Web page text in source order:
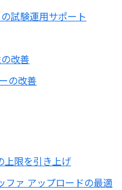
試験運用サポート
改善
の改善
上限を引き上げ
ファ アップロードの最適